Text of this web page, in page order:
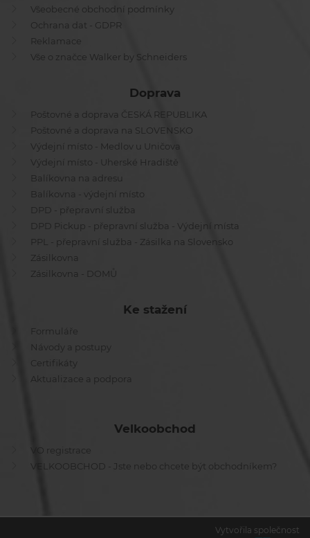
Všeobecné obchodní podmínky
Ochrana dat - GDPR
Reklamace
Vše o značce Walker by Schneiders
Doprava
Poštovné a doprava ČESKÁ REPUBLIKA
Poštovné a doprava na SLOVENSKO
Výdejní místo - Medlov u Uničova
Výdejní místo - Uherské Hradiště
Balíkovna na adresu
Balíkovna - výdejní místo
DPD - přepravní služba
DPD Pickup - přepravní služba - Výdejní místa
PPL - přepravní služba - Zásilka na Slovensko
Zásilkovna
Zásilkovna - DOMŮ
Ke stažení
Formuláře
Návody a postupy
Certifikáty
Aktualizace a podpora
Velkoobchod
VO registrace
VELKOOBCHOD - Jste nebo chcete být obchodníkem?
Vytvořila společnost